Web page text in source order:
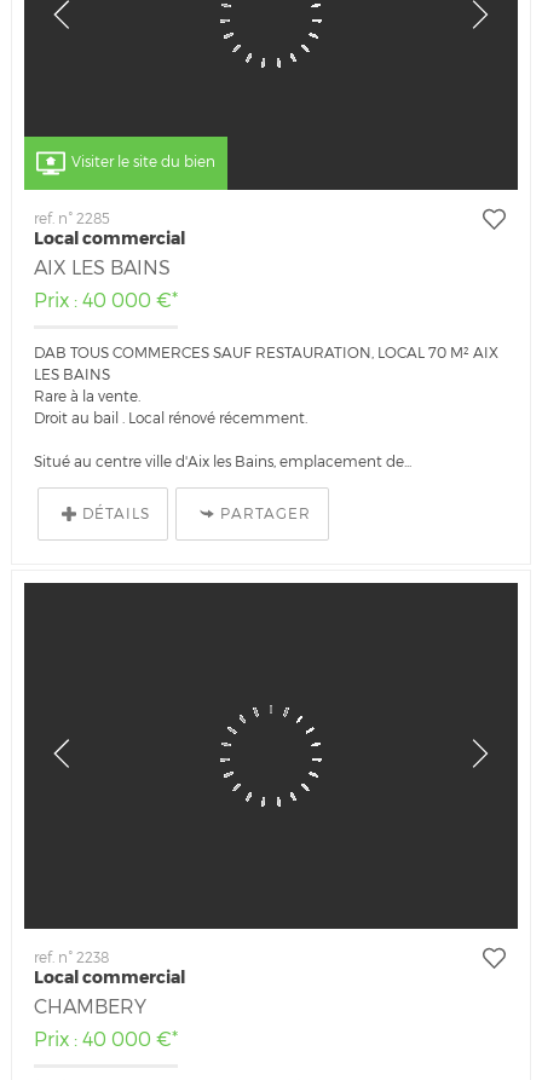
Visiter le site du bien
ref. n° 2285
Local commercial
AIX LES BAINS
Prix : 40 000 €*
DAB TOUS COMMERCES SAUF RESTAURATION, LOCAL 70 M² AIX
LES BAINS
Rare à la vente.
Droit au bail . Local rénové récemment.
Situé au centre ville d'Aix les Bains, emplacement de...
DÉTAILS PARTAGER
ref. n° 2238
Local commercial
CHAMBERY
Prix : 40 000 €*